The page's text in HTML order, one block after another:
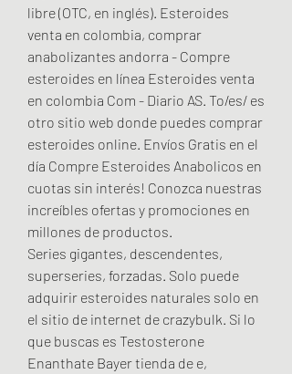
libre (OTC, en inglés). Esteroides
venta en colombia, comprar
anabolizantes andorra - Compre
esteroides en línea Esteroides venta
en colombia Com - Diario AS. To/es/ es
otro sitio web donde puedes comprar
esteroides online. Envíos Gratis en el
día Compre Esteroides Anabolicos en
cuotas sin interés! Conozca nuestras
increíbles ofertas y promociones en
millones de productos.
Series gigantes, descendentes,
superseries, forzadas. Solo puede
adquirir esteroides naturales solo en
el sitio de internet de crazybulk. Si lo
que buscas es Testosterone
Enanthate Bayer tienda de e,